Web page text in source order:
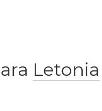
Letonia